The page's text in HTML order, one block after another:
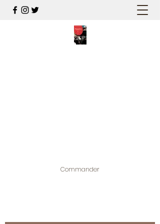
Commander